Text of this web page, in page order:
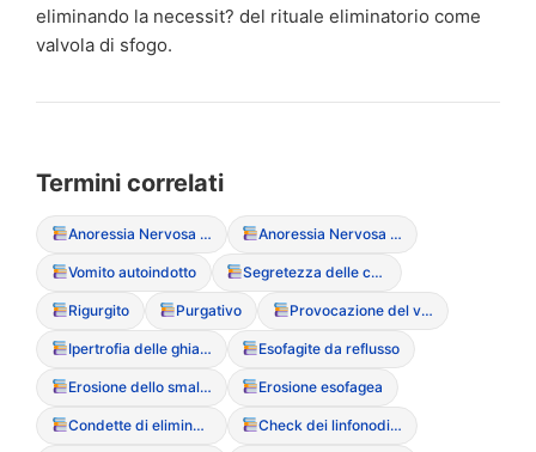
eliminando la necessit? del rituale eliminatorio come
valvola di sfogo.
Termini correlati
Anoressia Nervosa (Restrittiva/Purgativa) Anoressia Nervosa (Restrittiva/Purgativa)
Vomito autoindotto Segretezza delle condotte purgative
Rigurgito Purgativo Provocazione del vomito (Vomito autoindotto)
Ipertrofia delle ghiandole parotidi Esofagite da reflusso
Erosione dello smalto dentale Erosione esofagea
Condette di eliminazione Check dei linfonodi (per monitorare l’ingrossamento da vomito)